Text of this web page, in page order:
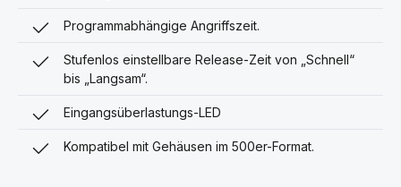
Programmabhängige Angriffszeit.
Stufenlos einstellbare Release-Zeit von „Schnell“
bis „Langsam“.
Eingangsüberlastungs-LED
Kompatibel mit Gehäusen im 500er-Format.